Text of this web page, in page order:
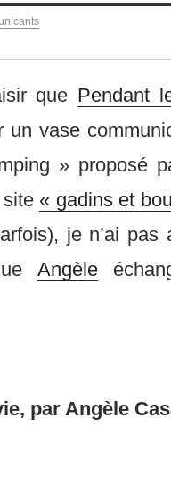
que Pendant
un vase
» proposé
« gadins et
je n’ai
Angèle
par Angèle